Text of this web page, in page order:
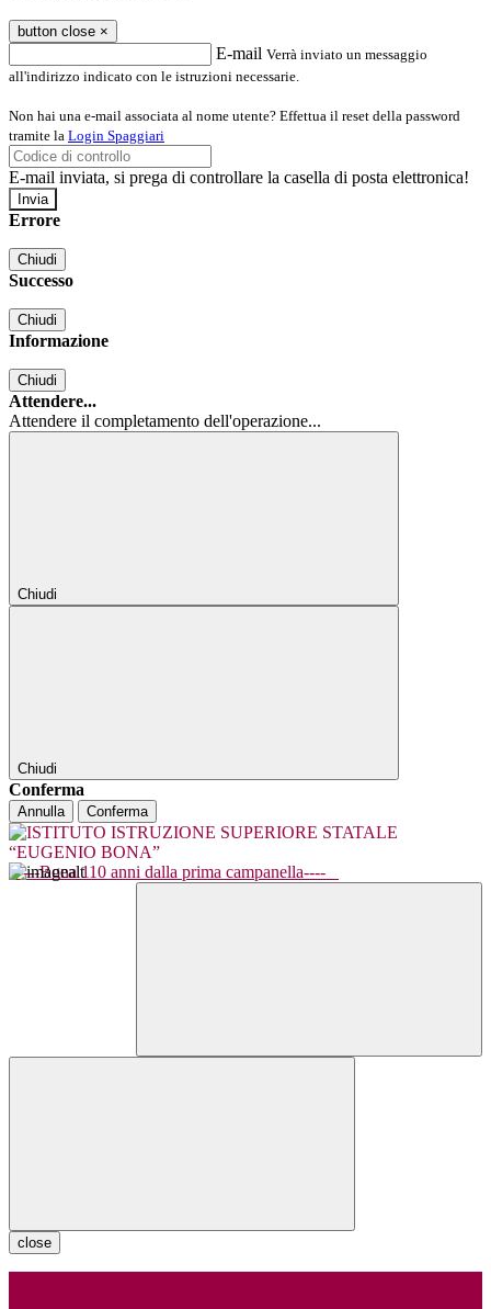
button close ×
E-mail Verrà inviato un messaggio
all'indirizzo indicato con le istruzioni necessarie.
Non hai una e-mail associata al nome utente? Effettua il reset della password
tramite la Login Spaggiari
E-mail inviata, si prega di controllare la casella di posta elettronica!
Errore
Chiudi
Successo
Chiudi
Informazione
Chiudi
Attendere...
Attendere il completamento dell'operazione...
Chiudi
Chiudi
Conferma
Annulla Conferma
----Bona 110 anni dalla prima campanella----
close